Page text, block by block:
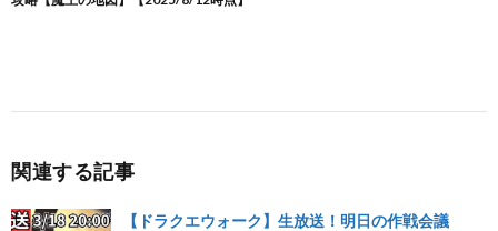
関連する記事
【ドラクエウォーク】生放送！明日の作戦会議